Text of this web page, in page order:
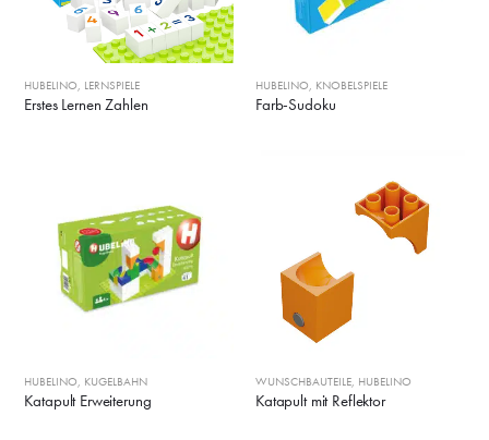
HUBELINO, LERNSPIELE
Erstes Lernen Zahlen
HUBELINO, KNOBELSPIELE
Farb-Sudoku
HUBELINO KUGELBAHN
Katapult Erweiterung
WUNSCHBAUTEILE HUBELINO
Katapult mit Reflektor